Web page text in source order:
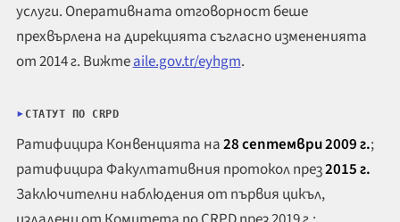
услуги. Оперативната отговорност беше
прехвърлена на дирекцията съгласно измененията
от 2014 г. Вижтеaile.gov.tr/eyhgm.
СТАТУТ ПО CRPD
Ратифицира Конвенцията на28 септември 2009 г.;
ратифицира Факултативния протокол през2015 г.
Заключителни наблюдения от първия цикъл,